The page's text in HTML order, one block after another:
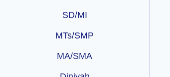
SD/MI
MTs/SMP
MA/SMA